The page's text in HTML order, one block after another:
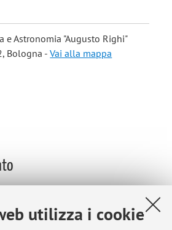
utilizza i cookie
e Astronomia "Augusto Righi"
Bologna -Vai alla mappa
11 alle 13